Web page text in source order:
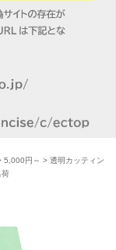
5,000円～ > 透明カッティン
荷